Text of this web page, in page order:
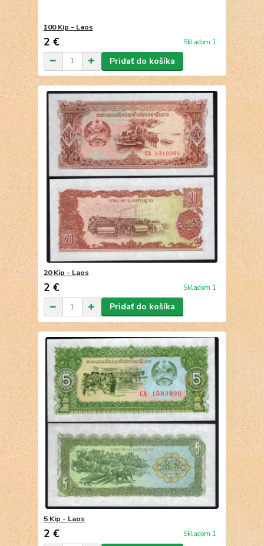
100 Kip - Laos
2 € Skladom 1
Pridať do košíka
20 Kip - Laos
2 € Skladom 1
Pridať do košíka
5 Kip - Laos
2 € Skladom 1